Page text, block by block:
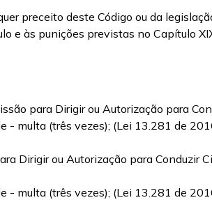
preceito deste Código ou da
e às punições previstas no Capítulo
para Dirigir ou Autorização para
- multa (três vezes); (Lei 13.281 de
Dirigir ou Autorização para Conduzir
- multa (três vezes); (Lei 13.281 de